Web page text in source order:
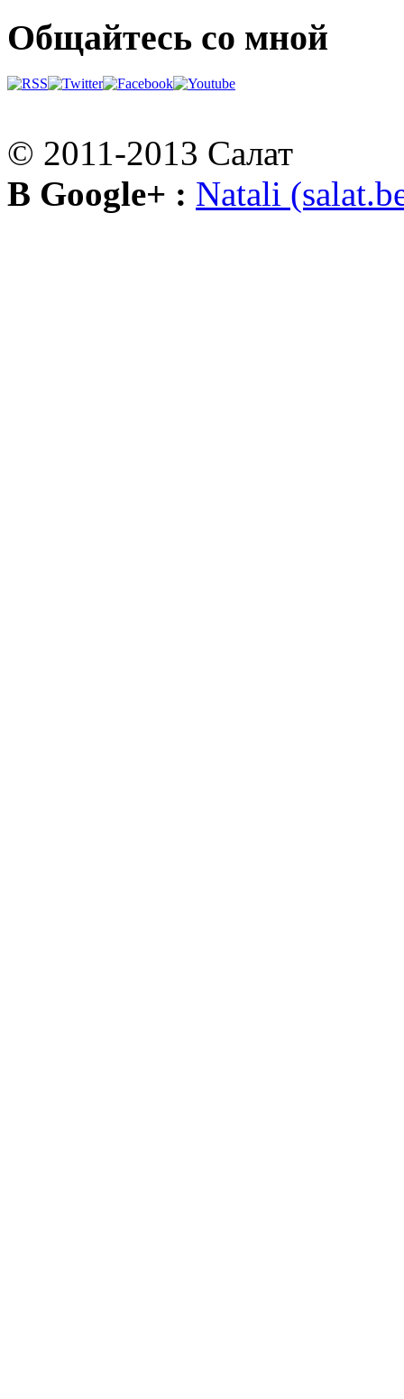
Общайтесь со мной
© 2011-2013 Салат
В Google+ : Natali